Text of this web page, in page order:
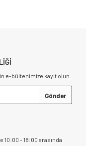
e-bültenimize kayıt olun.
- 18:00 arasında